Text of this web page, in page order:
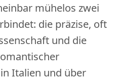
mühelos zwei
die präzise, oft
und die
Italien und über